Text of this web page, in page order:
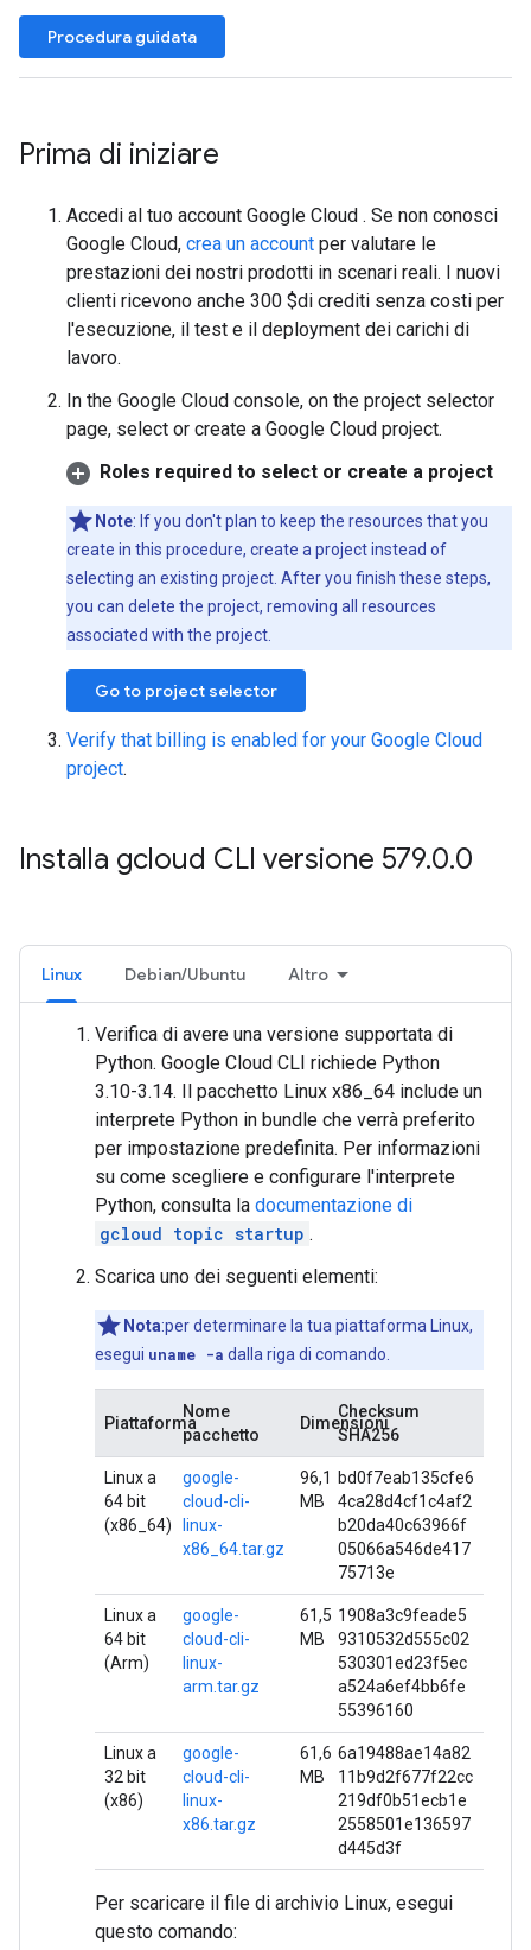
Procedura guidata
Prima di iniziare
Accedi al tuo account Google Cloud . Se non conosci
Google Cloud, crea un account per valutare le
prestazioni dei nostri prodotti in scenari reali. I nuovi
clienti ricevono anche 300 $di crediti senza costi per
l'esecuzione, il test e il deployment dei carichi di
lavoro.
In the Google Cloud console, on the project selector
page, select or create a Google Cloud project.
Roles required to select or create a project
Note: If you don't plan to keep the resources that you
create in this procedure, create a project instead of
selecting an existing project. After you finish these steps,
you can delete the project, removing all resources
associated with the project.
Go to project selector
Verify that billing is enabled for your Google Cloud
project.
Installa gcloud CLI versione 579.0.0
Linux Debian/Ubuntu Altro
Verifica di avere una versione supportata di
Python. Google Cloud CLI richiede Python
3.10-3.14. Il pacchetto Linux x86_64 include un
interprete Python in bundle che verrà preferito
per impostazione predefinita. Per informazioni
su come scegliere e configurare l'interprete
Python, consulta la documentazione di
gcloud topic startup .
Scarica uno dei seguenti elementi:
Nota:per determinare la tua piattaforma Linux,
esegui uname -a dalla riga di comando.
Piattaforma
Nome
pacchetto
Dimensioni
Checksum
SHA256
Linux a
64 bit
(x86_64)
google-
cloud-cli-
linux-
x86_64.tar.gz
96,1
MB
bd0f7eab135cfe6
4ca28d4cf1c4af2
b20da40c63966f
05066a546de417
75713e
Linux a
64 bit
(Arm)
google-
cloud-cli-
linux-
arm.tar.gz
61,5
MB
1908a3c9feade5
9310532d555c02
530301ed23f5ec
a524a6ef4bb6fe
55396160
Linux a
32 bit
(x86)
google-
cloud-cli-
linux-
x86.tar.gz
61,6
MB
6a19488ae14a82
11b9d2f677f22cc
219df0b51ecb1e
2558501e136597
d445d3f
Per scaricare il file di archivio Linux, esegui
questo comando: